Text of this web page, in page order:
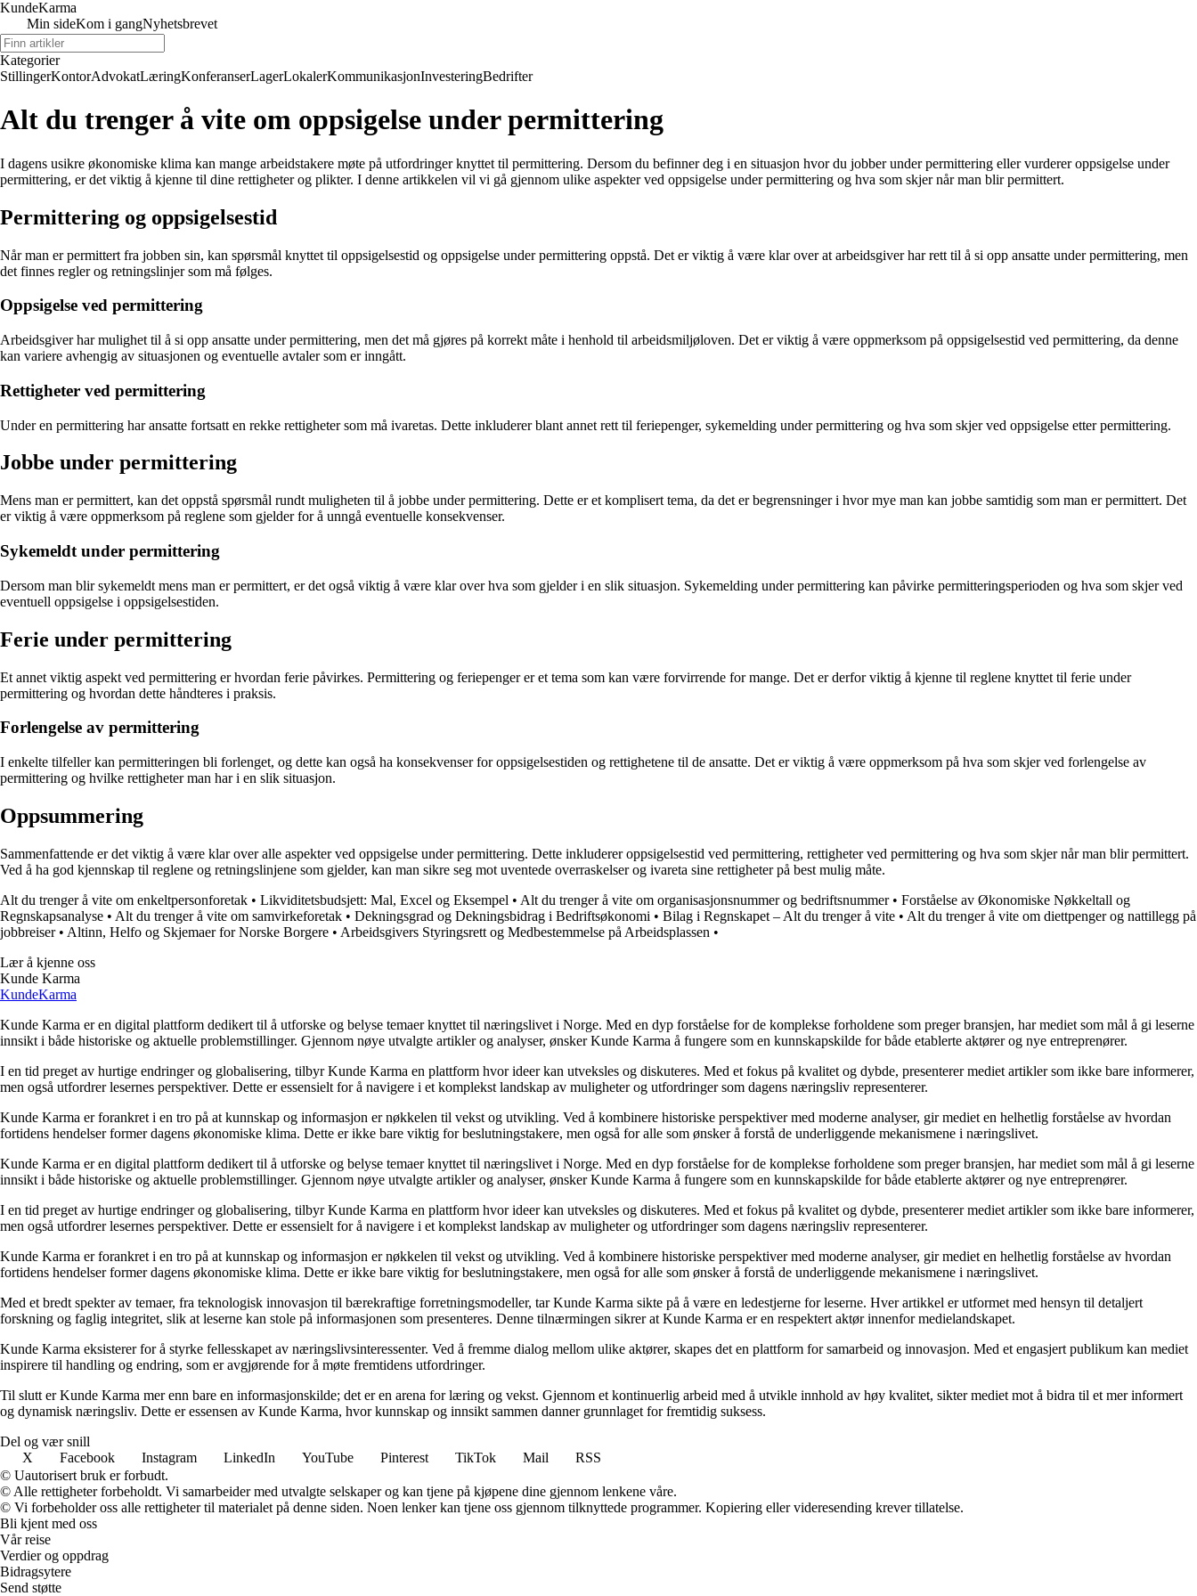
KundeKarma
Min sideKom i gangNyhetsbrevet
Kategorier
StillingerKontorAdvokatLæringKonferanserLagerLokalerKommunikasjonInvesteringBedrifter
Alt du trenger å vite om oppsigelse under permittering
I dagens usikre økonomiske klima kan mange arbeidstakere møte på utfordringer knyttet til permittering. Dersom du befinner deg i en situasjon hvor du jobber under permittering eller vurderer oppsigelse under
permittering, er det viktig å kjenne til dine rettigheter og plikter. I denne artikkelen vil vi gå gjennom ulike aspekter ved oppsigelse under permittering og hva som skjer når man blir permittert.
Permittering og oppsigelsestid
Når man er permittert fra jobben sin, kan spørsmål knyttet til oppsigelsestid og oppsigelse under permittering oppstå. Det er viktig å være klar over at arbeidsgiver har rett til å si opp ansatte under permittering, men
det finnes regler og retningslinjer som må følges.
Oppsigelse ved permittering
Arbeidsgiver har mulighet til å si opp ansatte under permittering, men det må gjøres på korrekt måte i henhold til arbeidsmiljøloven. Det er viktig å være oppmerksom på oppsigelsestid ved permittering, da denne
kan variere avhengig av situasjonen og eventuelle avtaler som er inngått.
Rettigheter ved permittering
Under en permittering har ansatte fortsatt en rekke rettigheter som må ivaretas. Dette inkluderer blant annet rett til feriepenger, sykemelding under permittering og hva som skjer ved oppsigelse etter permittering.
Jobbe under permittering
Mens man er permittert, kan det oppstå spørsmål rundt muligheten til å jobbe under permittering. Dette er et komplisert tema, da det er begrensninger i hvor mye man kan jobbe samtidig som man er permittert. Det
er viktig å være oppmerksom på reglene som gjelder for å unngå eventuelle konsekvenser.
Sykemeldt under permittering
Dersom man blir sykemeldt mens man er permittert, er det også viktig å være klar over hva som gjelder i en slik situasjon. Sykemelding under permittering kan påvirke permitteringsperioden og hva som skjer ved
eventuell oppsigelse i oppsigelsestiden.
Ferie under permittering
Et annet viktig aspekt ved permittering er hvordan ferie påvirkes. Permittering og feriepenger er et tema som kan være forvirrende for mange. Det er derfor viktig å kjenne til reglene knyttet til ferie under
permittering og hvordan dette håndteres i praksis.
Forlengelse av permittering
I enkelte tilfeller kan permitteringen bli forlenget, og dette kan også ha konsekvenser for oppsigelsestiden og rettighetene til de ansatte. Det er viktig å være oppmerksom på hva som skjer ved forlengelse av
permittering og hvilke rettigheter man har i en slik situasjon.
Oppsummering
Sammenfattende er det viktig å være klar over alle aspekter ved oppsigelse under permittering. Dette inkluderer oppsigelsestid ved permittering, rettigheter ved permittering og hva som skjer når man blir permittert.
Ved å ha god kjennskap til reglene og retningslinjene som gjelder, kan man sikre seg mot uventede overraskelser og ivareta sine rettigheter på best mulig måte.
Alt du trenger å vite om enkeltpersonforetak • Likviditetsbudsjett: Mal, Excel og Eksempel • Alt du trenger å vite om organisasjonsnummer og bedriftsnummer• Forståelse av Økonomiske Nøkkeltall og
Regnskapsanalyse • Alt du trenger å vite om samvirkeforetak • Dekningsgrad og Dekningsbidrag i Bedriftsøkonomi • Bilag i Regnskapet – Alt du trenger å vite • Alt du trenger å vite om diettpenger og nattillegg på
jobbreiser• Altinn, Helfo og Skjemaer for Norske Borgere • Arbeidsgivers Styringsrett og Medbestemmelse på Arbeidsplassen •
Lær å kjenne oss
Kunde Karma
KundeKarma
Kunde Karma er en digital plattform dedikert til å utforske og belyse temaer knyttet til næringslivet i Norge. Med en dyp forståelse for de komplekse forholdene som preger bransjen, har mediet som mål å gi leserne
innsikt i både historiske og aktuelle problemstillinger. Gjennom nøye utvalgte artikler og analyser, ønsker Kunde Karma å fungere som en kunnskapskilde for både etablerte aktører og nye entreprenører.
I en tid preget av hurtige endringer og globalisering, tilbyr Kunde Karma en plattform hvor ideer kan utveksles og diskuteres. Med et fokus på kvalitet og dybde, presenterer mediet artikler som ikke bare informerer,
men også utfordrer lesernes perspektiver. Dette er essensielt for å navigere i et komplekst landskap av muligheter og utfordringer som dagens næringsliv representerer.
Kunde Karma er forankret i en tro på at kunnskap og informasjon er nøkkelen til vekst og utvikling. Ved å kombinere historiske perspektiver med moderne analyser, gir mediet en helhetlig forståelse av hvordan
fortidens hendelser former dagens økonomiske klima. Dette er ikke bare viktig for beslutningstakere, men også for alle som ønsker å forstå de underliggende mekanismene i næringslivet.
Kunde Karma er en digital plattform dedikert til å utforske og belyse temaer knyttet til næringslivet i Norge. Med en dyp forståelse for de komplekse forholdene som preger bransjen, har mediet som mål å gi leserne
innsikt i både historiske og aktuelle problemstillinger. Gjennom nøye utvalgte artikler og analyser, ønsker Kunde Karma å fungere som en kunnskapskilde for både etablerte aktører og nye entreprenører.
I en tid preget av hurtige endringer og globalisering, tilbyr Kunde Karma en plattform hvor ideer kan utveksles og diskuteres. Med et fokus på kvalitet og dybde, presenterer mediet artikler som ikke bare informerer,
men også utfordrer lesernes perspektiver. Dette er essensielt for å navigere i et komplekst landskap av muligheter og utfordringer som dagens næringsliv representerer.
Kunde Karma er forankret i en tro på at kunnskap og informasjon er nøkkelen til vekst og utvikling. Ved å kombinere historiske perspektiver med moderne analyser, gir mediet en helhetlig forståelse av hvordan
fortidens hendelser former dagens økonomiske klima. Dette er ikke bare viktig for beslutningstakere, men også for alle som ønsker å forstå de underliggende mekanismene i næringslivet.
Med et bredt spekter av temaer, fra teknologisk innovasjon til bærekraftige forretningsmodeller, tar Kunde Karma sikte på å være en ledestjerne for leserne. Hver artikkel er utformet med hensyn til detaljert
forskning og faglig integritet, slik at leserne kan stole på informasjonen som presenteres. Denne tilnærmingen sikrer at Kunde Karma er en respektert aktør innenfor medielandskapet.
Kunde Karma eksisterer for å styrke fellesskapet av næringslivsinteressenter. Ved å fremme dialog mellom ulike aktører, skapes det en plattform for samarbeid og innovasjon. Med et engasjert publikum kan mediet
inspirere til handling og endring, som er avgjørende for å møte fremtidens utfordringer.
Til slutt er Kunde Karma mer enn bare en informasjonskilde; det er en arena for læring og vekst. Gjennom et kontinuerlig arbeid med å utvikle innhold av høy kvalitet, sikter mediet mot å bidra til et mer informert
og dynamisk næringsliv. Dette er essensen av Kunde Karma, hvor kunnskap og innsikt sammen danner grunnlaget for fremtidig suksess.
Del og vær snill
X
Facebook Instagram LinkedIn YouTube Pinterest TikTok Mail
RSS
© Uautorisert bruk er forbudt.
© Alle rettigheter forbeholdt. Vi samarbeider med utvalgte selskaper og kan tjene på kjøpene dine gjennom lenkene våre.
© Vi forbeholder oss alle rettigheter til materialet på denne siden. Noen lenker kan tjene oss gjennom tilknyttede programmer. Kopiering eller videresending krever tillatelse.
Bli kjent med oss
Vår reise
Verdier og oppdrag
Bidragsytere
Send støtte